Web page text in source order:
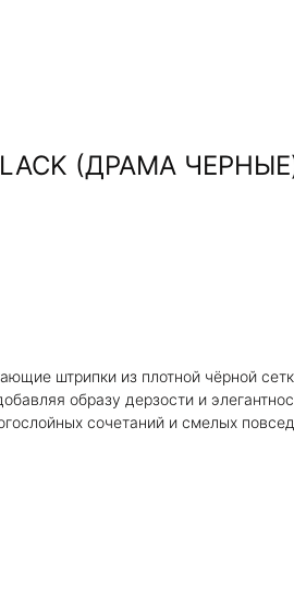
(ДРАМА
штрипки из плотной чёрной
образу дерзости и
сочетаний и смелых